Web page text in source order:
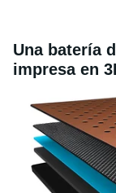
Una batería
impresa en